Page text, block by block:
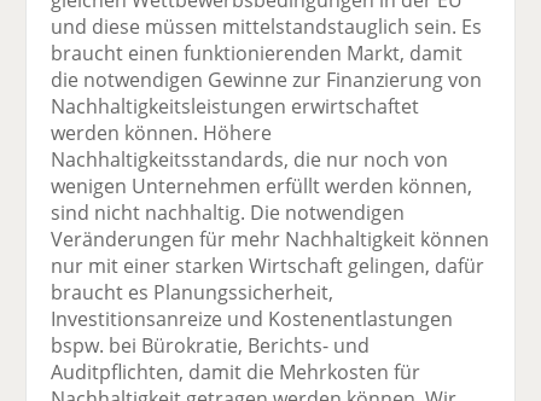
und diese müssen mittelstandstauglich sein. Es
braucht einen funktionierenden Markt, damit
die notwendigen Gewinne zur Finanzierung von
Nachhaltigkeitsleistungen erwirtschaftet
werden können. Höhere
Nachhaltigkeitsstandards, die nur noch von
wenigen Unternehmen erfüllt werden können,
sind nicht nachhaltig. Die notwendigen
Veränderungen für mehr Nachhaltigkeit können
nur mit einer starken Wirtschaft gelingen, dafür
braucht es Planungssicherheit,
Investitionsanreize und Kostenentlastungen
bspw. bei Bürokratie, Berichts- und
Auditpflichten, damit die Mehrkosten für